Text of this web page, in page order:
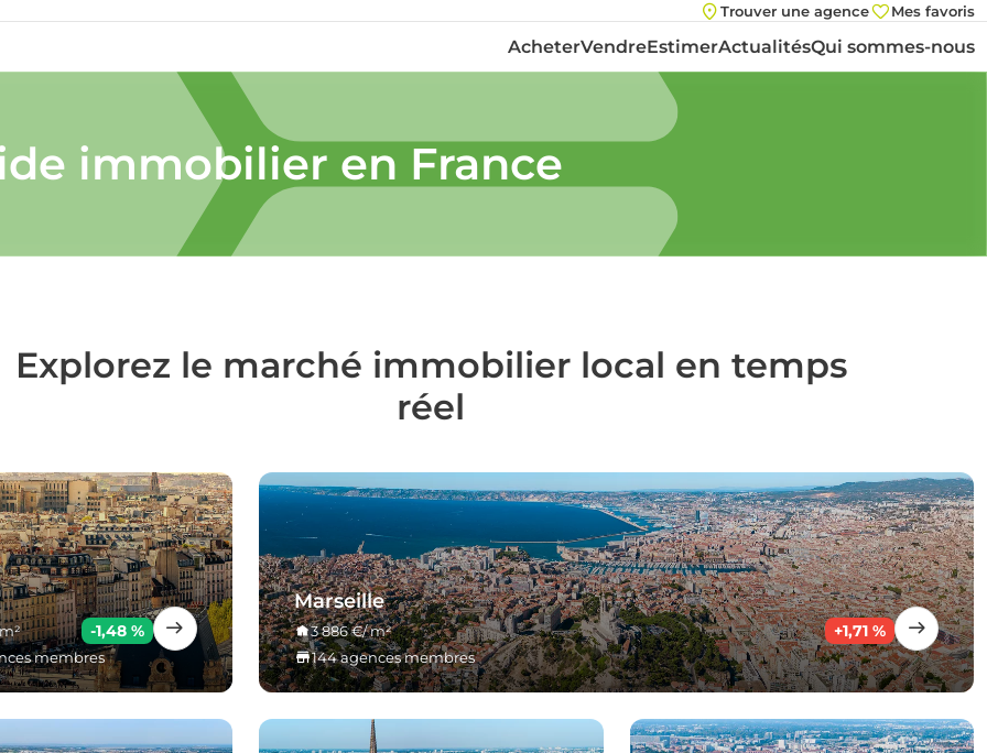
Trouver une agence Mes favoris
AcheterVendreEstimerActualitésQui sommes-nous
immobilier en France
Explorez le marché immobilier local en temps
réel
-1,48 %
membres
Marseille
3 886 €/ m² +1,71 %
144 agences membres